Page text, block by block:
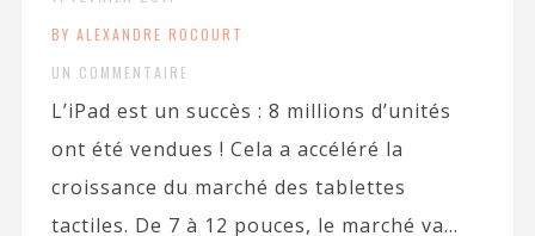
BY ALEXANDRE ROCOURT
UN COMMENTAIRE
L’iPad est un succès : 8 millions d’unités
ont été vendues ! Cela a accéléré la
croissance du marché des tablettes
tactiles. De 7 à 12 pouces, le marché va...